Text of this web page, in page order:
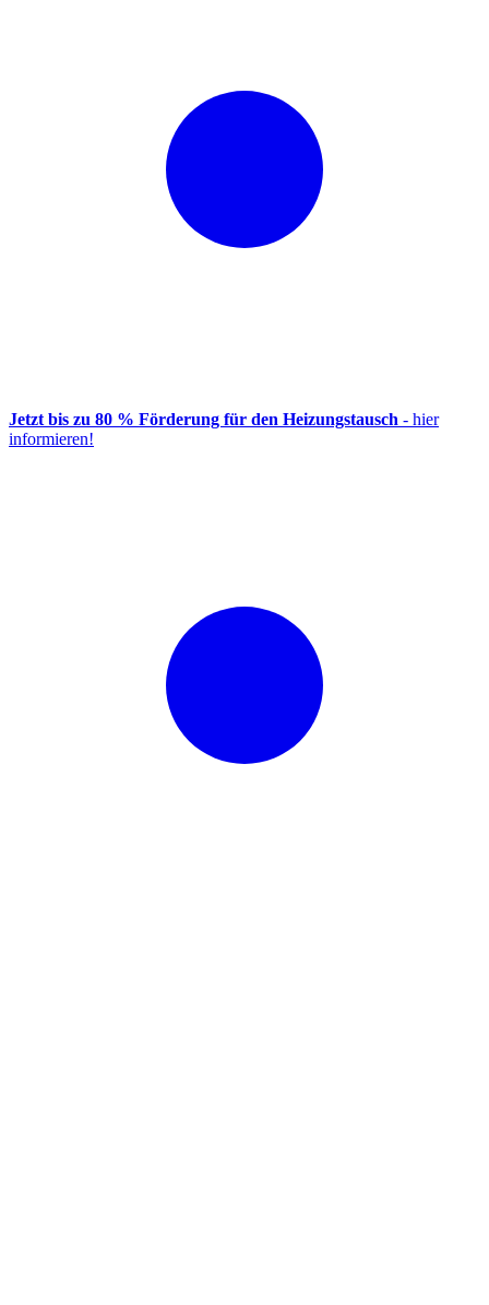
Jetzt bis zu 80 % Förderung für den Heizungstausch - hier
informieren!